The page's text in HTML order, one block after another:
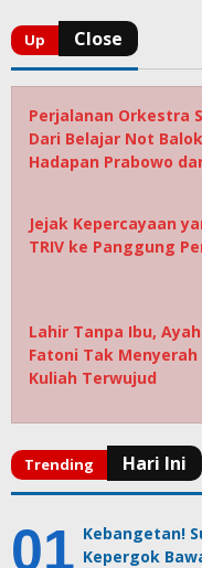
Perjalanan Orkestra
Dari Belajar Not
Hadapan Prabowo
Jejak Kepercayaan
TRIV ke Panggung
Lahir Tanpa Ibu,
Fatoni Tak
Kuliah Terwujud
Kebangetan!
Kepergok